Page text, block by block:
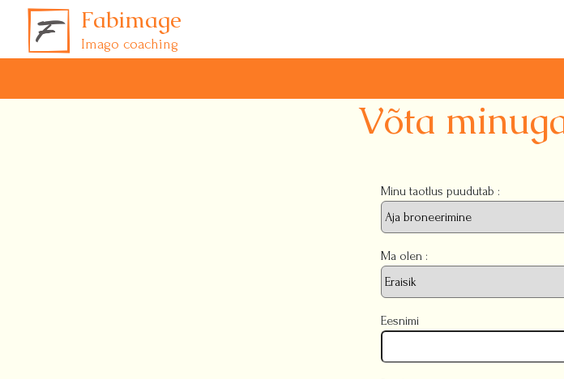
Fabimage
Imago coaching
Võta
Minu taotlus puudutab :
Ma olen :
Eesnimi